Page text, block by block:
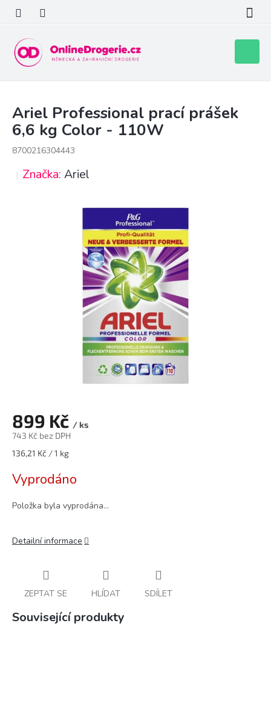
obsah
košík
Ariel Professional prací prášek
6,6 kg Color - 110W
8700216304443
Značka: Ariel
899 Kč / ks
743 Kč bez DPH
Měrná
136,21 Kč / 1 kg
Vyprodáno
Položka byla vyprodána…
Detailní informace
ZEPTAT SE HLÍDAT SDÍLET
Související produkty